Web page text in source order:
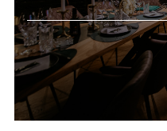
Gift Shop
Deli Market
Lounge Bar